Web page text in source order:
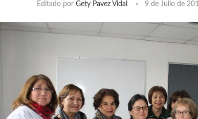
Editado porGety Pavez Vidal 9 de Julio de